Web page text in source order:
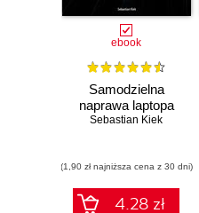
ebook
Samodzielna
naprawa laptopa
Sebastian Kiek
(1,90 zł najniższa cena z 30 dni)
4.28 zł